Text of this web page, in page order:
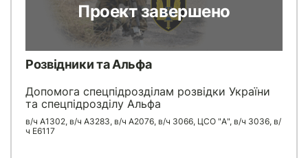
Проект завершено
Розвідники та Альфа
Допомога спецпідрозділам розвідки України
та спецпідрозділу Альфа
в/ч А1302, в/ч А3283, в/ч А2076, в/ч 3066, ЦСО "А", в/ч 3036, в/
ч Е6117